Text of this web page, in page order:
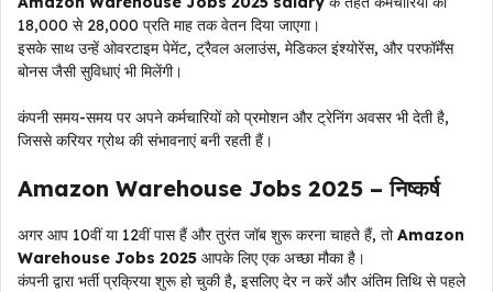
₹18,000 से ₹28,000 प्रति माह तक वेतन दिया जाएगा।
इसके साथ उन्हें ओवरटाइम पेमेंट, ट्रैवल अलाउंस, मेडिकल इंश्योरेंस, और परफॉर्मेंस
बोनस जैसी सुविधाएं भी मिलेंगी।
कंपनी समय-समय पर अपने कर्मचारियों को प्रमोशन और ट्रेनिंग अवसर भी देती है,
जिससे करियर ग्रोथ की संभावनाएं बनी रहती हैं।
Amazon Warehouse Jobs 2025 – निष्कर्ष
अगर आप 10वीं या 12वीं पास हैं और तुरंत जॉब शुरू करना चाहते हैं, तोAmazon
Warehouse Jobs 2025 आपके लिए एक अच्छा मौका है।
कंपनी द्वारा भर्ती प्रक्रिया शुरू हो चुकी है, इसलिए देर न करें और अंतिम तिथि से पहले